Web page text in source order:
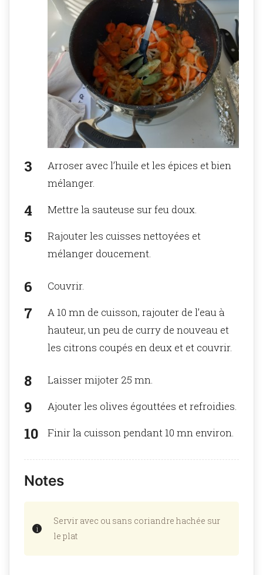
Arroser avec l’huile et les épices et bien
mélanger.
Mettre la sauteuse sur feu doux.
Rajouter les cuisses nettoyées et
mélanger doucement.
Couvrir.
A 10 mn de cuisson, rajouter de l’eau à
hauteur, un peu de curry de nouveau et
les citrons coupés en deux et et couvrir.
Laisser mijoter 25 mn.
Ajouter les olives égouttées et refroidies.
Finir la cuisson pendant 10 mn environ.
Notes
Servir avec ou sans coriandre hachée sur
le plat